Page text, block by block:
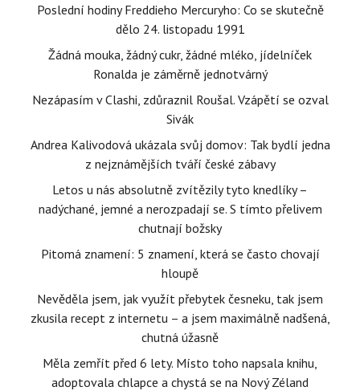
Poslední hodiny Freddieho Mercuryho: Co se skutečně
dělo 24. listopadu 1991
Žádná mouka, žádný cukr, žádné mléko, jídelníček
Ronalda je záměrně jednotvárný
Nezápasím v Clashi, zdůraznil Roušal. Vzápětí se ozval
Sivák
Andrea Kalivodová ukázala svůj domov: Tak bydlí jedna
z nejznámějších tváří české zábavy
Letos u nás absolutně zvítězily tyto knedlíky –
nadýchané, jemné a nerozpadají se. S tímto přelivem
chutnají božsky
Pitomá znamení: 5 znamení, která se často chovají
hloupě
Nevěděla jsem, jak využít přebytek česneku, tak jsem
zkusila recept z internetu – a jsem maximálně nadšená,
chutná úžasně
Měla zemřít před 6 lety. Místo toho napsala knihu,
adoptovala chlapce a chystá se na Nový Zéland